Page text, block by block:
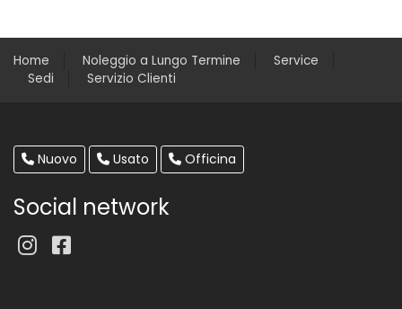
Home Noleggio a Lungo Termine
Service
Sedi
Servizio Clienti
Nuovo Usato Officina
Social network